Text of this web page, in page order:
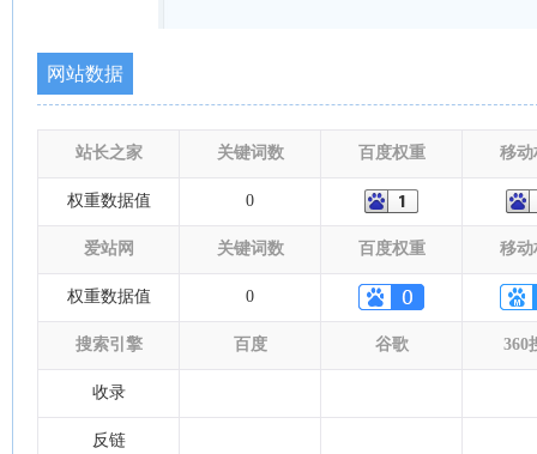
网站数据
站长之家 关键词数 百度权重 移动
权重数据值 0
爱站网 关键词数 百度权重 移动
权重数据值 0
搜索引擎 百度 谷歌 360
收录
反链